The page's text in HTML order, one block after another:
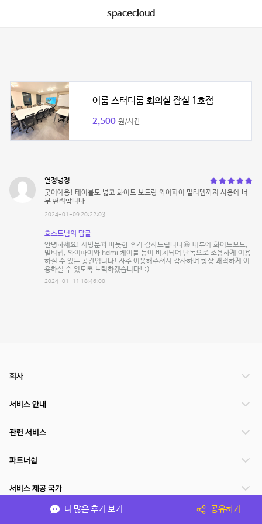
spacecloud
이룸 스터디룸 회의실 잠실 1호점
2,500 원/시간
열정냉정
굿이예용! 테이블도 넓고 화이트 보드랑 와이파이 멀티탭까지 사용에 너
무 편리합니다
2024-01-09 20:22:03
호스트님의 답글
안녕하세요! 재방문과 따듯한 후기 감사드립니다😀 내부에 화이트보드,
멀티탭, 와이파이와 hdmi 케이블 등이 비치되어 단독으로 조용하게 이용
하실 수 있는 공간입니다! 자주 이용해주셔서 감사하며 항상 쾌적하게 이
용하실 수 있도록 노력하겠습니다! :)
2024-01-11 18:46:00
더 많은 후기 보기 공유하기
회사
서비스 안내
관련 서비스
파트너쉽
서비스 제공 국가